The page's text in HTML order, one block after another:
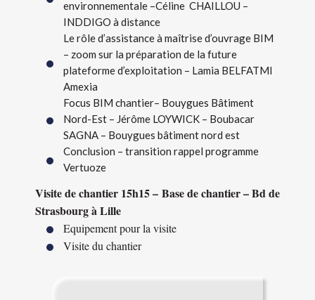
environnementale –Céline CHAILLOU –
INDDIGO à distance
Le rôle d’assistance à maîtrise d’ouvrage BIM
– zoom sur la préparation de la future
plateforme d’exploitation – Lamia BELFATMI
Amexia
Focus BIM chantier– Bouygues Bâtiment
Nord-Est – Jérôme LOYWICK – Boubacar
SAGNA – Bouygues bâtiment nord est
Conclusion – transition rappel programme
Vertuoze
Visite de chantier 15h15 – Base de chantier – Bd de
Strasbourg à Lille
Equipement pour la visite
Visite du chantier